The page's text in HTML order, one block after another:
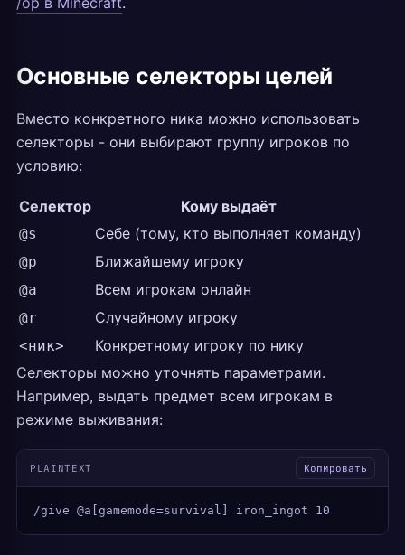
Основные селекторы целей
Вместо конкретного ника можно использовать
селекторы - они выбирают группу игроков по
условию:
Селектор Кому выдаёт
@s Себе (тому, кто выполняет команду)
@p Ближайшему игроку
@a Всем игрокам онлайн
@r Случайному игроку
<ник>
Конкретному игроку по нику
Селекторы можно уточнять параметрами.
Например, выдать предмет всем игрокам в
режиме выживания:
PLAINTEXT Копировать
/give @a[gamemode=survival] iron_ingot 10